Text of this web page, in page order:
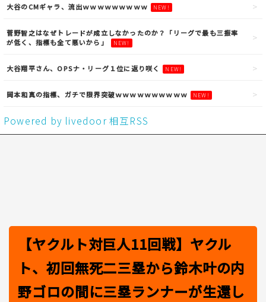
大谷のCMギャラ、流出ｗｗｗｗｗｗｗｗｗ NEW!
菅野智之はなぜトレードが成立しなかったのか？「リーグで最も三振率
が低く、指標も全て悪いから」
NEW!
大谷翔平さん、OPSナ・リーグ１位に返り咲く NEW!
岡本和真の指標、ガチで限界突破ｗｗｗｗｗｗｗｗｗｗ NEW!
Powered by livedoor 相互RSS
【ヤクルト対巨人11回戦】ヤクル
ト、初回無死二三塁から鈴木叶の内
野ゴロの間に三塁ランナーが生還し